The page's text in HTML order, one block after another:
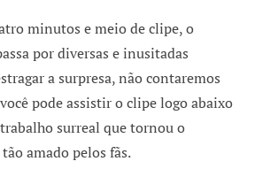
minutos e meio de clipe, o
por diversas e inusitadas
a surpresa, não contaremos
pode assistir o clipe logo abaixo
surreal que tornou o
amado pelos fãs.